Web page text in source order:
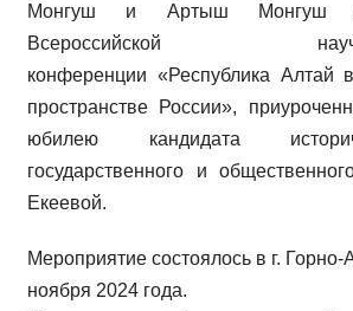
Монгуш и Артыш Монгуш
Всероссийской научно-
конференции «Республика Алтай в
пространстве России»,
юбилею кандидата
государственного и
Екеевой.
Мероприятие состоялось в г. Горно-
ноября 2024 года.